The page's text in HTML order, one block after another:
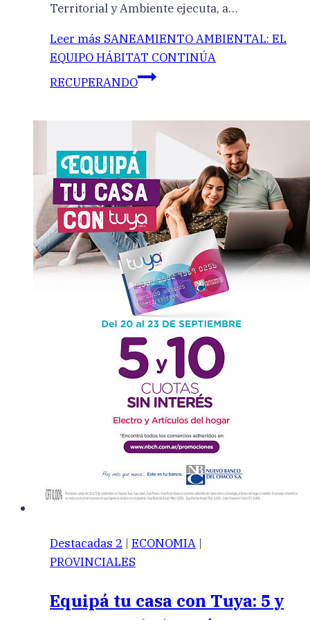
Territorial y Ambiente ejecuta, a…
Leer más SANEAMIENTO AMBIENTAL: EL
EQUIPO HÁBITAT CONTINÚA
RECUPERANDO
Destacadas 2 | ECONOMIA |
PROVINCIALES
Equipá tu casa con Tuya: 5 y